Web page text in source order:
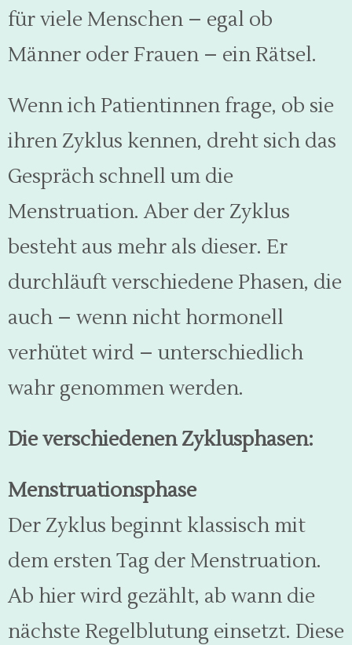
für viele Menschen – egal ob
Männer oder Frauen – ein Rätsel.
Wenn ich Patientinnen frage, ob sie
ihren Zyklus kennen, dreht sich das
Gespräch schnell um die
Menstruation. Aber der Zyklus
besteht aus mehr als dieser. Er
durchläuft verschiedene Phasen, die
auch – wenn nicht hormonell
verhütet wird – unterschiedlich
wahr genommen werden.
Die verschiedenen Zyklusphasen:
Menstruationsphase
Der Zyklus beginnt klassisch mit
dem ersten Tag der Menstruation.
Ab hier wird gezählt, ab wann die
nächste Regelblutung einsetzt. Diese